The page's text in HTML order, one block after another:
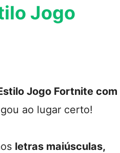
Jogo
Jogo Fortnite com
ao lugar certo!
letras maiúsculas,